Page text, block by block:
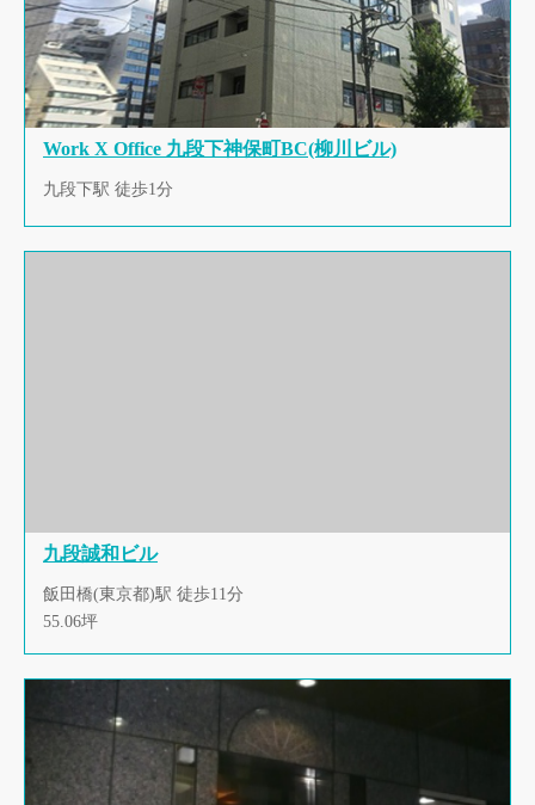
Work X Office 九段下神保町BC(柳川ビル)
九段下駅 徒歩1分
九段誠和ビル
飯田橋(東京都)駅 徒歩11分
55.06坪